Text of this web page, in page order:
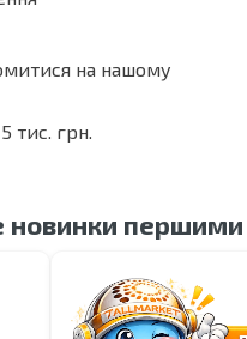
на нашому
тис. грн.
новинки першими